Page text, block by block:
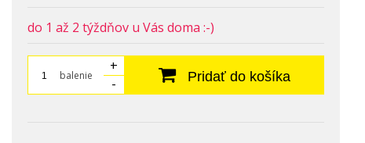
do 1 až 2 týždňov u Vás doma :-)
balenie
+
-
Pridať do košíka